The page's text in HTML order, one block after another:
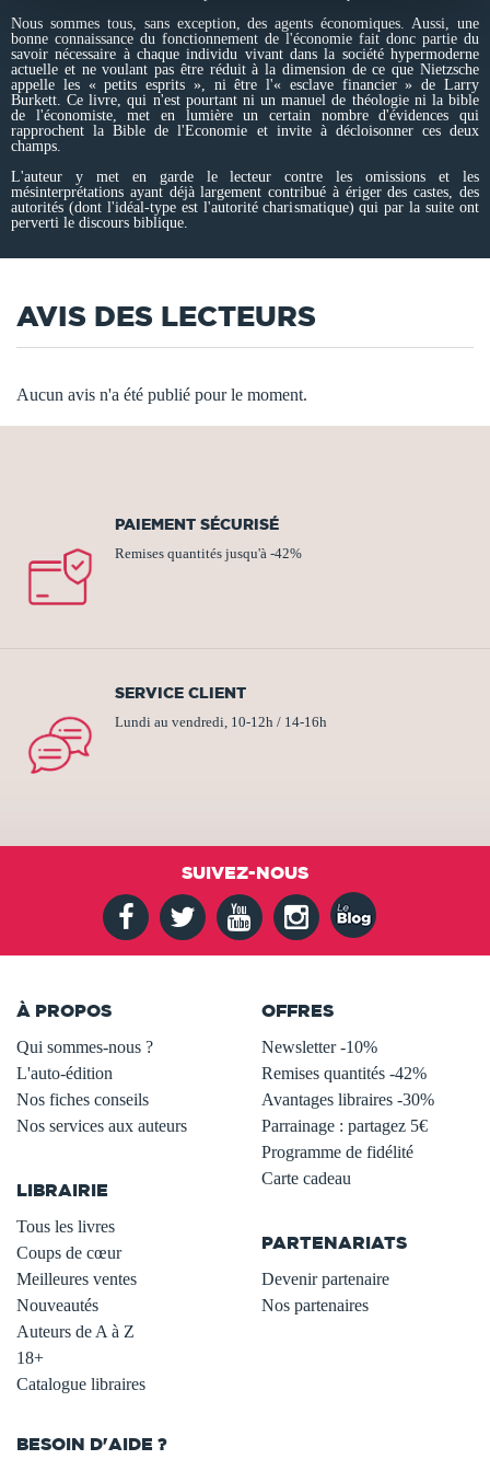
Nous sommes tous, sans exception, des agents économiques. Aussi, une
bonne connaissance du fonctionnement de l'économie fait donc partie du
savoir nécessaire à chaque individu vivant dans la société hypermoderne
actuelle et ne voulant pas être réduit à la dimension de ce que Nietzsche
appelle les « petits esprits », ni être l'« esclave financier » de Larry
Burkett. Ce livre, qui n'est pourtant ni un manuel de théologie ni la bible
de l'économiste, met en lumière un certain nombre d'évidences qui
rapprochent la Bible de l'Economie et invite à décloisonner ces deux
champs.
L'auteur y met en garde le lecteur contre les omissions et les
mésinterprétations ayant déjà largement contribué à ériger des castes, des
autorités (dont l'idéal-type est l'autorité charismatique) qui par la suite ont
perverti le discours biblique.
AVIS DES LECTEURS
Aucun avis n'a été publié pour le moment.
PAIEMENT SÉCURISÉ
Remises quantités jusqu'à -42%
SERVICE CLIENT
Lundi au vendredi, 10-12h / 14-16h
SUIVEZ-NOUS
À PROPOS
Qui sommes-nous ?
L'auto-édition
Nos fiches conseils
Nos services aux auteurs
LIBRAIRIE
Tous les livres
Coups de cœur
Meilleures ventes
Nouveautés
Auteurs de A à Z
18+
Catalogue libraires
OFFRES
Newsletter -10%
Remises quantités -42%
Avantages libraires -30%
Parrainage : partagez 5€
Programme de fidélité
Carte cadeau
PARTENARIATS
Devenir partenaire
Nos partenaires
BESOIN D'AIDE ?